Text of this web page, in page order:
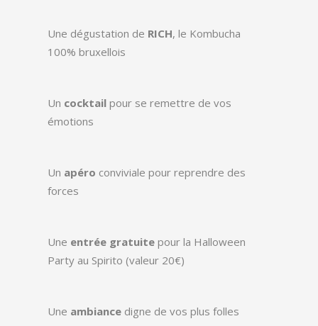
Une dégustation de RICH, le Kombucha
100% bruxellois
Un cocktail pour se remettre de vos
émotions
Un apéro conviviale pour reprendre des
forces
Une entrée gratuite pour la Halloween
Party au Spirito (valeur 20€)
Une ambiance digne de vos plus folles